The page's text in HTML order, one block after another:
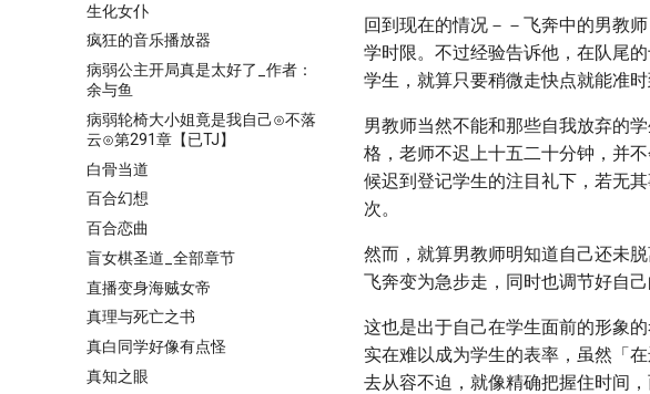
生化女仆
疯狂的音乐播放器
病弱公主开局真是太好了_作者：
余与鱼
病弱轮椅大小姐竟是我自己⊙不落
云⊙第291章【已TJ】
白骨当道
百合幻想
百合恋曲
盲女棋圣道_全部章节
直播变身海贼女帝
真理与死亡之书
真白同学好像有点怪
真知之眼
回到现在的情况－－飞奔中的男教
学时限。不过经验告诉他，在队尾
学生，就算只要稍微走快点就能准
男教师当然不能和那些自我放弃的
格，老师不迟上十五二十分钟，并
候迟到登记学生的注目礼下，若无
次。
然而，就算男教师明知道自己还未
飞奔变为急步走，同时也调节好自
这也是出于自己在学生面前的形象
实在难以成为学生的表率，虽然「
去从容不迫，就像精确把握住时间